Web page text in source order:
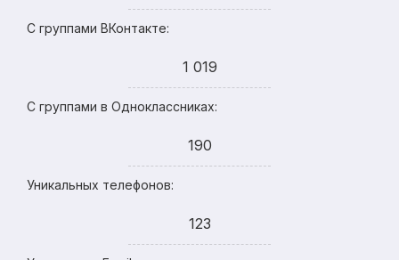
С группами ВКонтакте:
1 019
С группами в Одноклассниках:
190
Уникальных телефонов:
123